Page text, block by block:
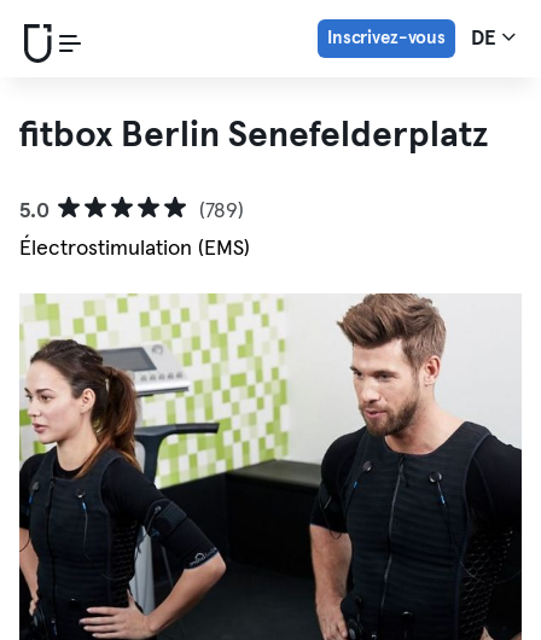
Inscrivez-vous DE
fitbox Berlin Senefelderplatz
5.0
(789)
Électrostimulation (EMS)